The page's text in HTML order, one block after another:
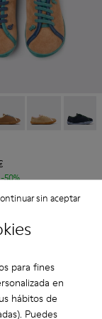
para fines
en
hábitos de
Puedes
sin aceptar
piel verdes para
078
- 80177-077
Bicho - 80177-
Bicho -
004 -
- K800663-007
Twins -Twins
-50%